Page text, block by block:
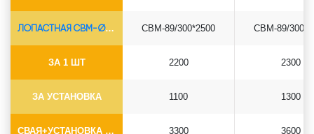
ЛОПАСТНАЯ СВМ-Ø89*6.5
ЗА 1 ШТ
ЗА УСТАНОВКА
СВАЯ+УСТАНОВКА (БЕЗ ОГОЛОВКА)
СВМ-89/300*2500
2200
1100
3300
СВМ-89/
2300
1300
3600